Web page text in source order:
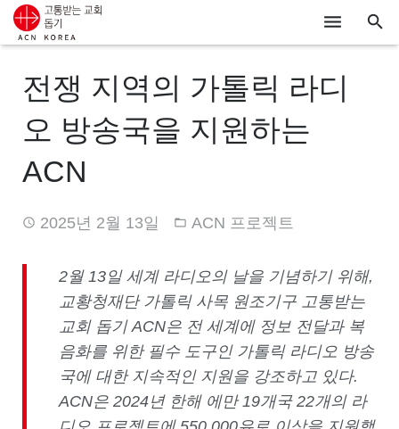
알리기
기도하기
시리아
우크라이나
행동하기
후원하기
전쟁 지역의 가톨릭 라디
오 방송국을 지원하는
ACN
2025년 2월 13일 ACN 프로젝트
2월 13일 세계 라디오의 날을 기념하기 위해,
교황청재단 가톨릭 사목 원조기구 고통받는
교회 돕기ACN은 전 세계에 정보 전달과 복
음화를 위한 필수 도구인 가톨릭 라디오 방송
국에 대한 지속적인 지원을 강조하고 있다.
ACN은 2024년 한해 에만 19개국 22개의 라